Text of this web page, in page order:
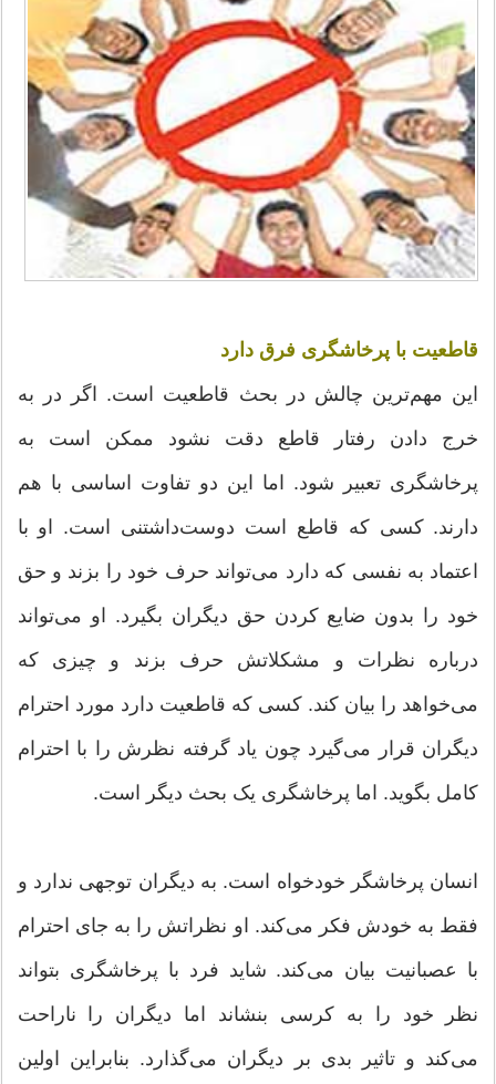
قاطعیت با پرخاشگری فرق دارد
این مهم‌ترین چالش در بحث قاطعیت است. اگر در به
خرج دادن رفتار قاطع دقت نشود ممکن است به
پرخاشگری تعبیر شود. اما این دو تفاوت اساسی با هم
دارند. کسی که قاطع است دوست‌داشتنی است. او با
اعتماد به نفسی که دارد می‌تواند حرف خود را بزند و حق
خود را بدون ضایع کردن حق دیگران بگیرد. او می‌تواند
درباره نظرات و مشکلاتش حرف بزند و چیزی که
می‌خواهد را بیان کند. کسی که قاطعیت دارد مورد احترام
دیگران قرار می‌گیرد چون یاد گرفته نظرش را با احترام
کامل بگوید. اما پرخاشگری یک بحث دیگر است.
انسان پرخاشگر خودخواه است. به دیگران توجهی ندارد و
فقط به خودش فکر می‌کند. او نظراتش را به جای احترام
با عصبانیت بیان می‌کند. شاید فرد با پرخاشگری بتواند
نظر خود را به کرسی بنشاند اما دیگران را ناراحت
می‌کند و تاثیر بدی بر دیگران می‌گذارد. بنابراین اولین